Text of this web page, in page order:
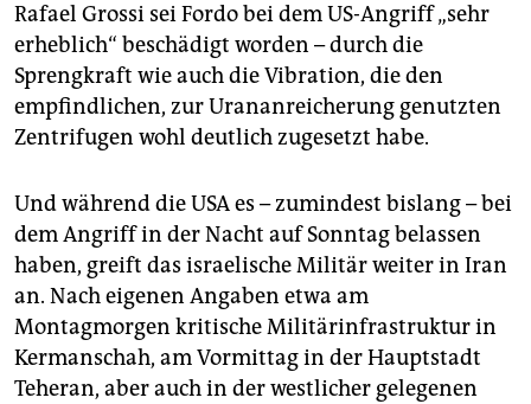
Rafael Grossi sei Fordo bei dem US-Angriff „sehr
erheblich“ beschädigt worden – durch die
Sprengkraft wie auch die Vibration, die den
empfindlichen, zur Urananreicherung genutzten
Zentrifugen wohl deutlich zugesetzt habe.
Und während die USA es – zumindest bislang – bei
dem Angriff in der Nacht auf Sonntag belassen
haben, greift das israelische Militär weiter in Iran
an. Nach eigenen Angaben etwa am
Montagmorgen kritische Militärinfrastruktur in
Kermanschah, am Vormittag in der Hauptstadt
Teheran, aber auch in der westlicher gelegenen